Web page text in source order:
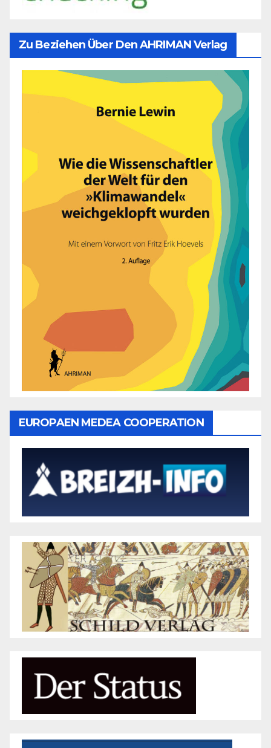
Zu Beziehen Über Den AHRIMAN Verlag
EUROPAEN MEDEA COOPERATION